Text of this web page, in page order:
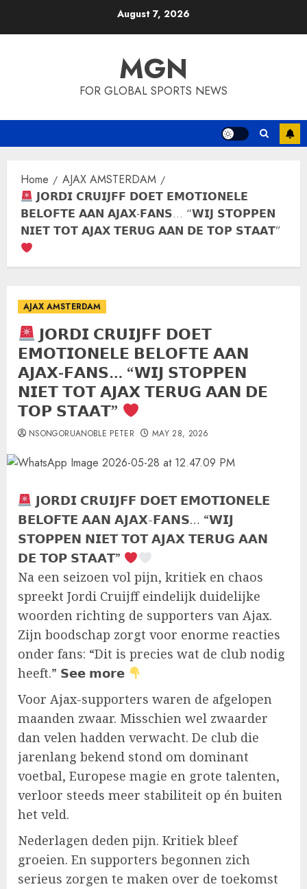
August 7, 2026
MGN
FOR GLOBAL SPORTS NEWS
Home
AJAX AMSTERDAM
𝗝𝗢𝗥𝗗𝗜 𝗖𝗥𝗨𝗜𝗝𝗙𝗙 𝗗𝗢𝗘𝗧 𝗘𝗠𝗢𝗧𝗜𝗢𝗡𝗘𝗟𝗘
𝗕𝗘𝗟𝗢𝗙𝗧𝗘 𝗔𝗔𝗡 𝗔𝗝𝗔𝗫-𝗙𝗔𝗡𝗦… “𝗪𝗜𝗝 𝗦𝗧𝗢𝗣𝗣𝗘𝗡
𝗡𝗜𝗘𝗧 𝗧𝗢𝗧 𝗔𝗝𝗔𝗫 𝗧𝗘𝗥𝗨𝗚 𝗔𝗔𝗡 𝗗𝗘 𝗧𝗢𝗣 𝗦𝗧𝗔𝗔𝗧”
AJAX AMSTERDAM
𝗝𝗢𝗥𝗗𝗜 𝗖𝗥𝗨𝗜𝗝𝗙𝗙 𝗗𝗢𝗘𝗧
𝗘𝗠𝗢𝗧𝗜𝗢𝗡𝗘𝗟𝗘 𝗕𝗘𝗟𝗢𝗙𝗧𝗘 𝗔𝗔𝗡
𝗔𝗝𝗔𝗫-𝗙𝗔𝗡𝗦… “𝗪𝗜𝗝 𝗦𝗧𝗢𝗣𝗣𝗘𝗡
𝗡𝗜𝗘𝗧 𝗧𝗢𝗧 𝗔𝗝𝗔𝗫 𝗧𝗘𝗥𝗨𝗚 𝗔𝗔𝗡 𝗗𝗘
𝗧𝗢𝗣 𝗦𝗧𝗔𝗔𝗧”
NSONGORUANOBLE PETER MAY 28, 2026
𝗝𝗢𝗥𝗗𝗜 𝗖𝗥𝗨𝗜𝗝𝗙𝗙 𝗗𝗢𝗘𝗧 𝗘𝗠𝗢𝗧𝗜𝗢𝗡𝗘𝗟𝗘
𝗕𝗘𝗟𝗢𝗙𝗧𝗘 𝗔𝗔𝗡 𝗔𝗝𝗔𝗫-𝗙𝗔𝗡𝗦… “𝗪𝗜𝗝
𝗦𝗧𝗢𝗣𝗣𝗘𝗡 𝗡𝗜𝗘𝗧 𝗧𝗢𝗧 𝗔𝗝𝗔𝗫 𝗧𝗘𝗥𝗨𝗚 𝗔𝗔𝗡
𝗗𝗘 𝗧𝗢𝗣 𝗦𝗧𝗔𝗔𝗧”
Na een seizoen vol pijn, kritiek en chaos
spreekt Jordi Cruijff eindelijk duidelijke
woorden richting de supporters van Ajax.
Zijn boodschap zorgt voor enorme reacties
onder fans: “Dit is precies wat de club nodig
heeft.” 𝗦𝗲𝗲 𝗺𝗼𝗿𝗲
Voor Ajax-supporters waren de afgelopen
maanden zwaar. Misschien wel zwaarder
dan velen hadden verwacht. De club die
jarenlang bekend stond om dominant
voetbal, Europese magie en grote talenten,
verloor steeds meer stabiliteit op én buiten
het veld.
Nederlagen deden pijn. Kritiek bleef
groeien. En supporters begonnen zich
serieus zorgen te maken over de toekomst